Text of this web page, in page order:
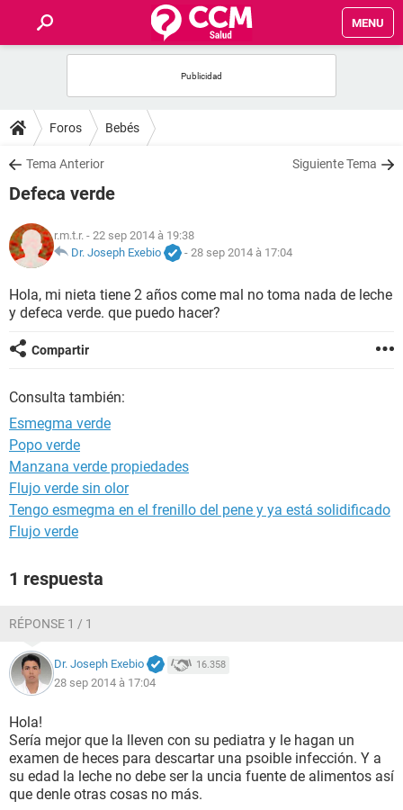
MENU
FORUMS
SALUD
NUTRICIÓN
BIENESTAR
SEXUALIDAD
GLOSARIO
Foros Bebés
Tema Anterior Siguiente Tema
Defeca verde
r.m.t.r. - 22 sep 2014 à 19:38
Dr. Joseph Exebio
- 28 sep 2014 à 17:04
Hola, mi nieta tiene 2 años come mal no toma nada de leche
y defeca verde. que puedo hacer?
Compartir
Consulta también:
Esmegma verde
Popo verde
Manzana verde propiedades
Flujo verde sin olor
Tengo esmegma en el frenillo del pene y ya está solidificado
Flujo verde
1 respuesta
RÉPONSE 1 / 1
Dr. Joseph Exebio 16.358
28 sep 2014 à 17:04
Hola!
Sería mejor que la lleven con su pediatra y le hagan un
examen de heces para descartar una psoible infección. Y a
su edad la leche no debe ser la uncia fuente de alimentos así
que denle otras cosas no más.